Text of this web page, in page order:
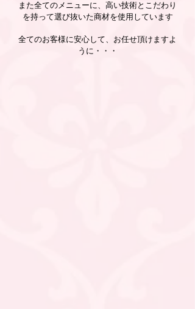
また全てのメニューに、高い技術とこだわり
を持って選び抜いた商材を使用しています
全てのお客様に安心して、お任せ頂けますよ
うに・・・